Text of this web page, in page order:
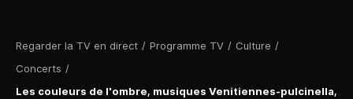
Regarder la TV en direct / Programme TV / Culture /
Concerts /
Les couleurs de l'ombre, musiques Venitiennes-pulcinella,